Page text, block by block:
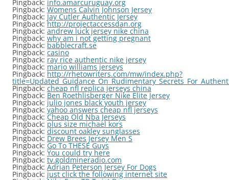
Pingback: info.amarcuruguay.org
Pingback: Womens Calvin Johnson Jersey
Pingback: Jay Cutler Authentic Jersey
Pingback:http://projectaccessdan.org
Pingback: andrew luck jersey nike china
Pingback: why am i not getting pregnant
Pingback: babblecraft.se
Pingback: casino
Pingback: ray rice authentic nike jersey
Pingback: mario williams jerseys
Pingback: http://rhetowriters.com/mw/index.php?
Pingback:cheap nfl replica jerseys china
Pingback: Ben Roethlisberger Nike Elite Jersey
Pingback: julio jones black youth jersey
Pingback:yahoo answers cheap nfl jerseys
Pingback: Cheap Old Nba Jerseys
Pingback: plus size michael kors
Pingback: discount oakley sunglasses
Pingback: Drew Brees Jersey Men S
Pingback: Go To THESE Guys
Pingback: You could try here
Pingback: tv.goldmineradio.com
Pingback: Adrian Peterson Jersey For Dogs
Pingback: just click the following internet site